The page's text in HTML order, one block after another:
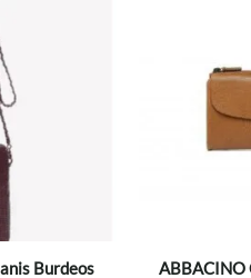
Burdeos
ABBACINO